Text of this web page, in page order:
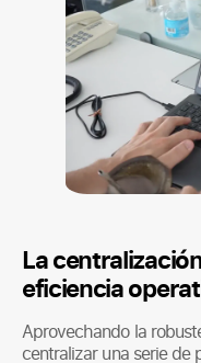
La
eficiencia
Aprovechando la
centralizar una serie de